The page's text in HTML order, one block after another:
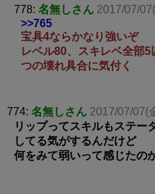
778: 名無しさん 2017/07/
>>765
宝具4ならかなり強いぞ
レベル80、スキレベ全部
つの壊れ具合に気付く
774: 名無しさん 2017/07/07(
リップってスキルもステー
してる気がするんだけど
何をみて弱いって感じたの